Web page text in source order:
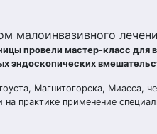
малоинвазивного
провели мастер-класс
эндоскопических
Магнитогорска,
практике применение